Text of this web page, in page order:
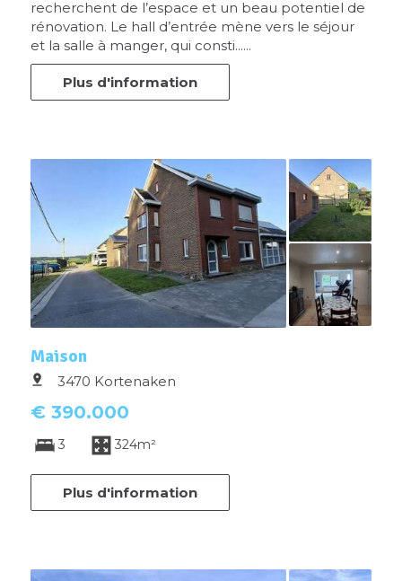
recherchent de l’espace et un beau potentiel de
rénovation. Le hall d’entrée mène vers le séjour
et la salle à manger, qui consti......
Plus d'information
Maison
3470 Kortenaken
€ 390.000
3 324m²
Plus d'information